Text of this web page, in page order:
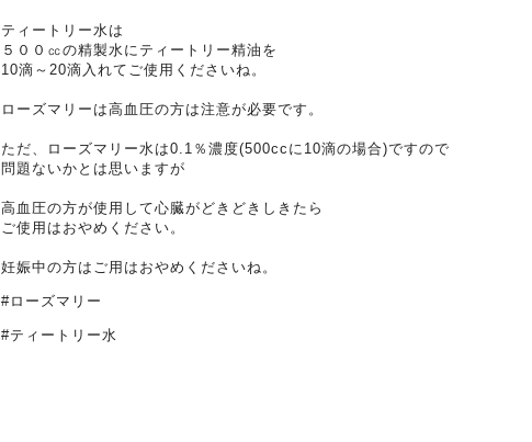
ティートリー水は
５００㏄の精製水にティートリー精油を
10滴～20滴入れてご使用くださいね。
ローズマリーは高血圧の方は注意が必要です。
ただ、ローズマリー水は0.1％濃度(500ccに10滴の場合)ですので
問題ないかとは思いますが
高血圧の方が使用して心臓がどきどきしきたら
ご使用はおやめください。
妊娠中の方はご用はおやめくださいね。
#ローズマリー
#ティートリー水